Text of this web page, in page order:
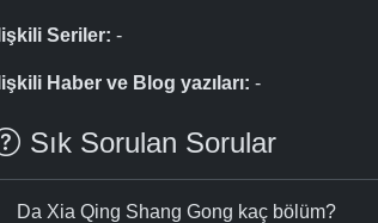
İlişkili Seriler: -
İlişkili Haber ve Blog yazıları: -
Sık Sorulan Sorular
Da Xia Qing Shang Gong kaç bölüm?